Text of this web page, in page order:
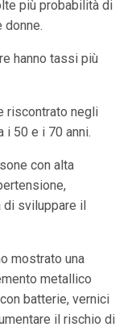
più probabilità di
donne.
hanno tassi più
riscontrato negli
50 e i 70 anni.
con alta
sviluppare il
mostrato una
metallico
batterie, vernici
il rischio di